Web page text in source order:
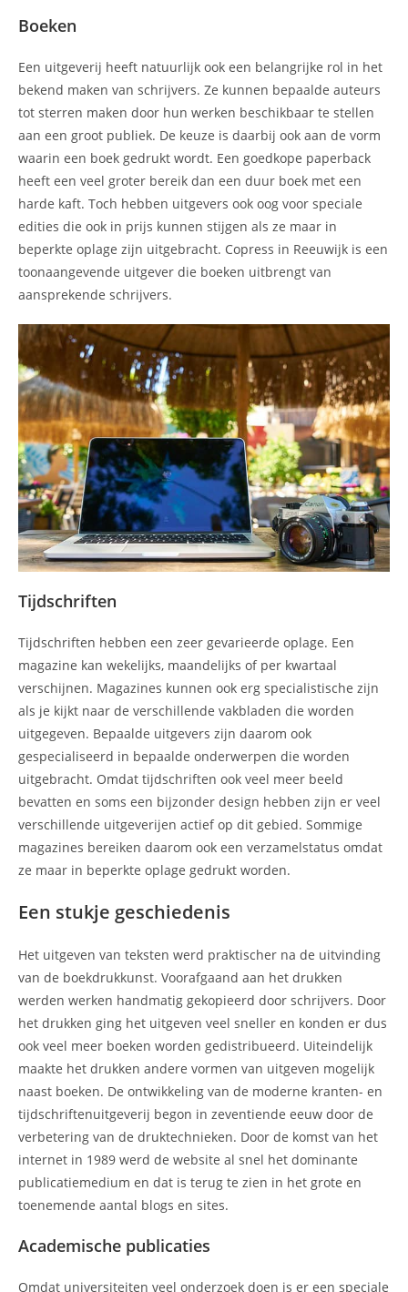
Boeken
Een uitgeverij heeft natuurlijk ook een belangrijke rol in het
bekend maken van schrijvers. Ze kunnen bepaalde auteurs
tot sterren maken door hun werken beschikbaar te stellen
aan een groot publiek. De keuze is daarbij ook aan de vorm
waarin een boek gedrukt wordt. Een goedkope paperback
heeft een veel groter bereik dan een duur boek met een
harde kaft. Toch hebben uitgevers ook oog voor speciale
edities die ook in prijs kunnen stijgen als ze maar in
beperkte oplage zijn uitgebracht. Copress in Reeuwijk is een
toonaangevende uitgever die boeken uitbrengt van
aansprekende schrijvers.
Tijdschriften
Tijdschriften hebben een zeer gevarieerde oplage. Een
magazine kan wekelijks, maandelijks of per kwartaal
verschijnen. Magazines kunnen ook erg specialistische zijn
als je kijkt naar de verschillende vakbladen die worden
uitgegeven. Bepaalde uitgevers zijn daarom ook
gespecialiseerd in bepaalde onderwerpen die worden
uitgebracht. Omdat tijdschriften ook veel meer beeld
bevatten en soms een bijzonder design hebben zijn er veel
verschillende uitgeverijen actief op dit gebied. Sommige
magazines bereiken daarom ook een verzamelstatus omdat
ze maar in beperkte oplage gedrukt worden.
Een stukje geschiedenis
Het uitgeven van teksten werd praktischer na de uitvinding
van de boekdrukkunst. Voorafgaand aan het drukken
werden werken handmatig gekopieerd door schrijvers. Door
het drukken ging het uitgeven veel sneller en konden er dus
ook veel meer boeken worden gedistribueerd. Uiteindelijk
maakte het drukken andere vormen van uitgeven mogelijk
naast boeken. De ontwikkeling van de moderne kranten- en
tijdschriftenuitgeverij begon in zeventiende eeuw door de
verbetering van de druktechnieken. Door de komst van het
internet in 1989 werd de website al snel het dominante
publicatiemedium en dat is terug te zien in het grote en
toenemende aantal blogs en sites.
Academische publicaties
Omdat universiteiten veel onderzoek doen is er een speciale